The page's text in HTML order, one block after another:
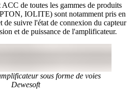
de toutes les gammes de produits
IOLITE) sont notamment pris en
de suivre l'état de connexion du capteur
et de puissance de l'amplificateur.
sous forme de voies
Dewesoft